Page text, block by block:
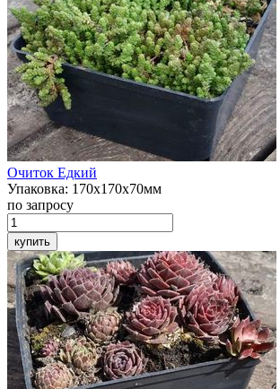
Очиток Едкий
Упаковка: 170х170х70мм
по запросу
купить